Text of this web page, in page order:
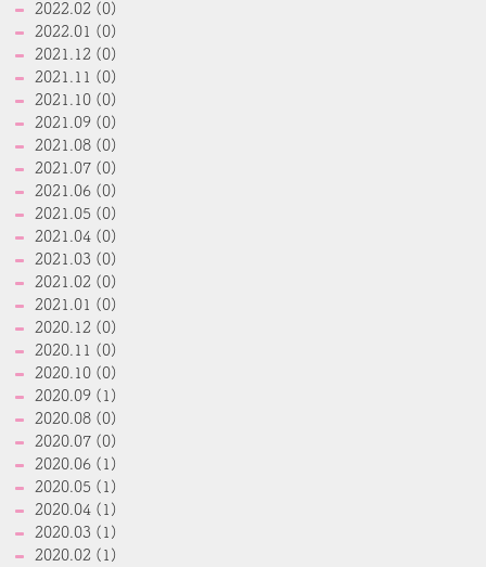
2022.02 (0)
2022.01 (0)
2021.12 (0)
2021.11 (0)
2021.10 (0)
2021.09 (0)
2021.08 (0)
2021.07 (0)
2021.06 (0)
2021.05 (0)
2021.04 (0)
2021.03 (0)
2021.02 (0)
2021.01 (0)
2020.12 (0)
2020.11 (0)
2020.10 (0)
2020.09 (1)
2020.08 (0)
2020.07 (0)
2020.06 (1)
2020.05 (1)
2020.04 (1)
2020.03 (1)
2020.02 (1)